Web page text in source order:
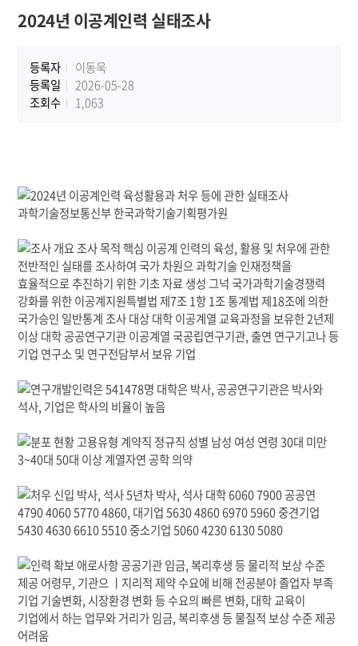
2024년 이공계인력 실태조사
등록자
이동욱
등록일
2026-05-28
조회수
1,063